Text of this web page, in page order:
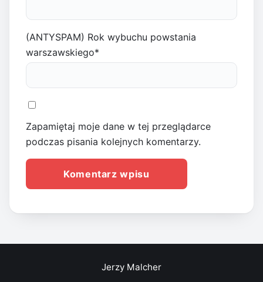
(ANTYSPAM) Rok wybuchu powstania
warszawskiego*
Zapamiętaj moje dane w tej przeglądarce
podczas pisania kolejnych komentarzy.
Jerzy Malcher